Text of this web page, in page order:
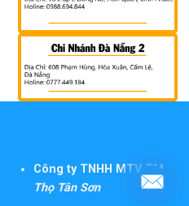
Công ty TNHH MTV TM
Thọ Tân Sơn